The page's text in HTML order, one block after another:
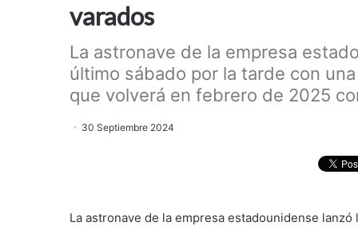
varados
La astronave de la empresa
último sábado por la tarde con
que volverá en febrero de 2025
30 Septiembre 2024
La astronave de la empresa estadounidense